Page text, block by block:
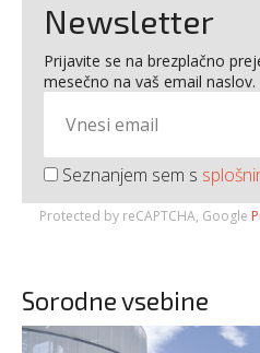
Newsletter
Prijavite se na brezplačno
mesečno na vaš email naslov.
Seznanjem sem s
Protected by reCAPTCHA, Google
Sorodne vsebine